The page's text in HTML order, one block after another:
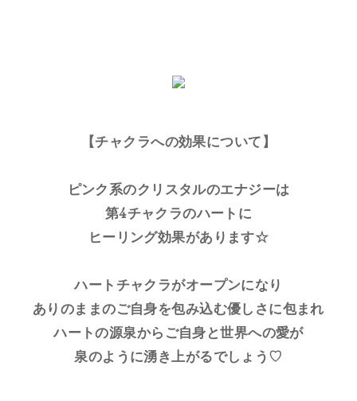
【チャクラへの効果について】
ピンク系のクリスタルのエナジーは
第4チャクラのハートに
ヒーリング効果があります☆
ハートチャクラがオープンになり
ありのままのご自身を包み込む優しさに包まれ
ハートの源泉からご自身と世界への愛が
泉のように湧き上がるでしょう♡